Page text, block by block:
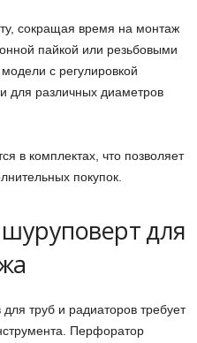
сокращая время на монтаж
пайкой или резьбовыми
с регулировкой
для различных диаметров
в комплектах, что позволяет
покупок.
для
труб и радиаторов требует
Перфоратор